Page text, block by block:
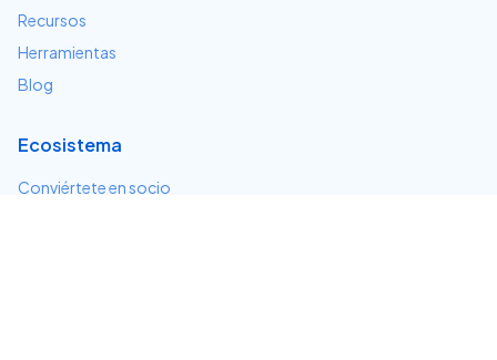
Recursos
Herramientas
Blog
Ecosistema
Conviértete en socio